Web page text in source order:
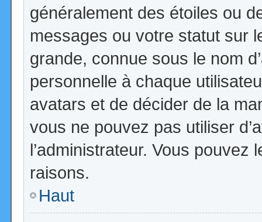
généralement des étoiles ou
messages ou votre statut sur
grande, connue sous le nom
personnelle à chaque
avatars et de décider de la
vous ne pouvez pas utiliser
l’administrateur. Vous
raisons.
Haut